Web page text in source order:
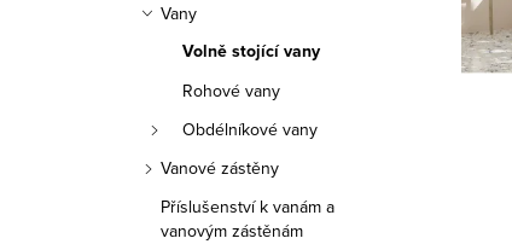
Vany
Volně stojící vany
Rohové vany
Obdélníkové vany
Vanové zástěny
Příslušenství k vanám a
vanovým zástěnám
p
p